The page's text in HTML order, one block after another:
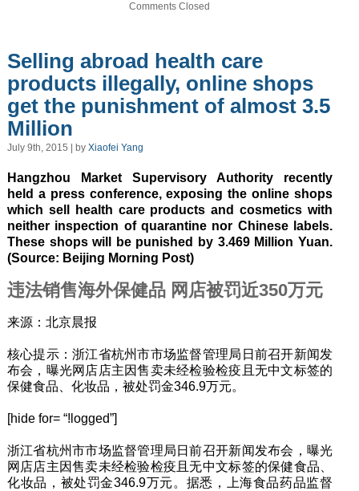
Comments Closed
Selling abroad health care
products illegally, online shops
get the punishment of almost 3.5
Million
July 9th, 2015 | by Xiaofei Yang
Hangzhou Market Supervisory Authority recently
held a press conference, exposing the online shops
which sell health care products and cosmetics with
neither inspection of quarantine nor Chinese labels.
These shops will be punished by 3.469 Million Yuan.
(Source: Beijing Morning Post)
违法销售海外保健品 网店被罚近350万元
来源：北京晨报
核心提示：浙江省杭州市市场监督管理局日前召开新闻发
布会，曝光网店店主因售卖未经检验检疫且无中文标签的
保健食品、化妆品，被处罚金346.9万元。
[hide for= “!logged”]
浙江省杭州市市场监督管理局日前召开新闻发布会，曝光
网店店主因售卖未经检验检疫且无中文标签的保健食品、
化妆品，被处罚金346.9万元。据悉，上海食品药品监督